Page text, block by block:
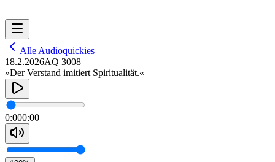
Alle Audioquickies
18.2.2026AQ 3008
»Der Verstand imitiert Spiritualität.«
0:000:00